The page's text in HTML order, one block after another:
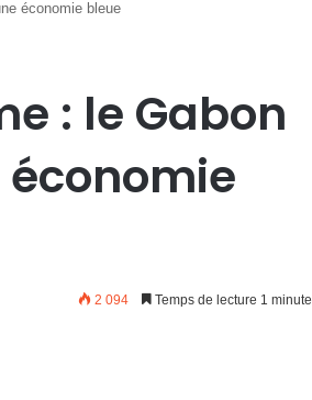
économie bleue
: le Gabon
économie
2 094 Temps de lecture 1 minute